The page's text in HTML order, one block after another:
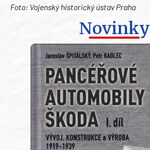
Foto: Vojenský historický ústav Praha
Novinky